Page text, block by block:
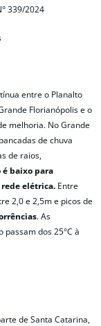
339/2024
entre o Planalto
Florianópolis e o
melhoria. No Grande
de chuva
de raios,
é baixo para
rede elétrica. Entre
2,0 e 2,5m e picos de
. As
dos 25°C à
de Santa Catarina,